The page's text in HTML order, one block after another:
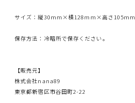
サイズ：縦30mm×横128mm×高さ105mm
保存方法：冷暗所で保存ください。
【販売元】
株式会社nana89
東京都新宿区市谷田町2-22